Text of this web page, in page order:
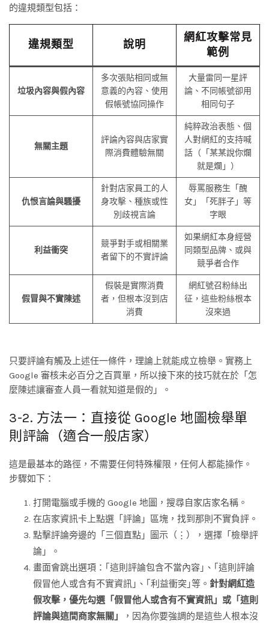
的違規類型包括：
違規類型 說明
網紅攻擊常見
範例
垃圾內容與假內容
多次張貼相同或無
意義的內容、使用
假帳號協同操作
大量雷同一星評
論、不同帳號卻用
相同句子
無關主題
評論內容與店家實
際消費體驗無關
純粹政治表態、個
人對網紅的支持喊
話（「某某說你爛
就是爛」）
仇恨言論與騷擾
針對店家員工的人
身攻擊、種族或性
別歧視言論
辱罵服務生「醜
女」「死胖子」等
字眼
利益衝突
競爭對手或相關業
者留下的不實評論
如果網紅本身經營
同類型品牌、或與
競爭者合作
假冒與不實陳述
假裝是實際消費
者，但根本沒到店
消費
網紅號召粉絲出
征，這些粉絲根本
沒來過
只要評論有觸及上述任一條件，理論上就能成立檢舉。實務上
Google 審核未必百分之百買單，所以接下來的技巧就在於「怎
麼陳述讓審查人員一看就知道是假的」。
3-2. 方法一：直接從 Google 地圖檢舉單
則評論（適合一般店家）
這是最基本的路徑，不需要任何特殊權限，任何人都能操作。
步驟如下：
打開電腦或手機的 Google 地圖，搜尋自家店家名稱。
在店家資訊卡上點選「評論」區塊，找到那則不實負評。
點擊評論旁邊的「三個直點」圖示（⋮），選擇「檢舉評
論」。
畫面會跳出選項：｢這則評論包含不當內容｣、｢這則評論
假冒他人或含有不實資訊｣、｢利益衝突｣等。 針對網紅造
假攻擊，優先勾選「假冒他人或含有不實資訊」或「這則
評論與這間商家無關」
，因為你要強調的是這些人根本沒